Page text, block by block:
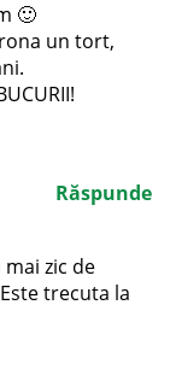
🙂
un tort,
zic de
trecuta la
Răspunde